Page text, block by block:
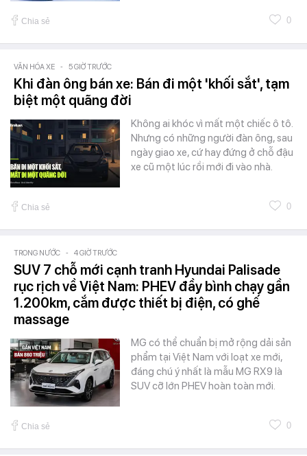
Chia sẻ 0
VĂN HÓA XE - 5 GIỜ TRƯỚC
Khi đàn ông bán xe: Bán đi một 'khối sắt', tạm
biệt một quãng đời
Không ai khóc vì mất một chiếc ô tô.
Nhưng có những người đàn ông, sau
ngày giao xe, cứ hay đứng ở chỗ đậu
xe cũ một lúc rồi mới đi vào nhà.
Chia sẻ 0
TRONG NƯỚC - 4 GIỜ TRƯỚC
SUV 7 chỗ mới cạnh tranh Hyundai Palisade
rục rịch về Việt Nam: PHEV đầy bình chạy gần
1.200km, cắm được thiết bị điện, có ghế
massage
MG có thể chuẩn bị mở rộng dải sản
phẩm tại Việt Nam với loạt xe mới,
đáng chú ý nhất là mẫu MG RX9 là
SUV cỡ lớn PHEV hoàn toàn mới.
Chia sẻ 0